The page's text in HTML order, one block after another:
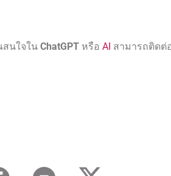
สนใจใน ChatGPT หรือ AI สามารถติดต่